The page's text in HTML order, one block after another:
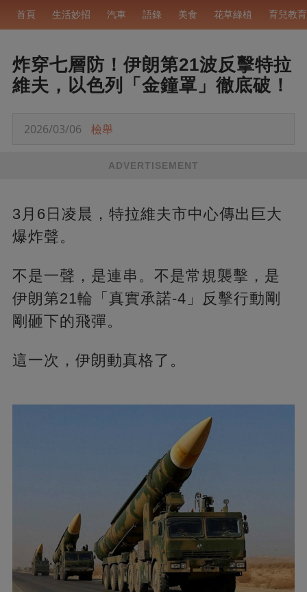
首頁 生活妙招 汽車 語錄 美食 花草綠植 育兒教育
炸穿七層防！伊朗第21波反擊特拉
維夫，以色列「金鐘罩」徹底破！
2026/03/06 檢舉
ADVERTISEMENT
3月6日凌晨，特拉維夫市中心傳出巨大
爆炸聲。
不是一聲，是連串。不是常規襲擊，是
伊朗第21輪「真實承諾-4」反擊行動剛
剛砸下的飛彈。
這一次，伊朗動真格了。